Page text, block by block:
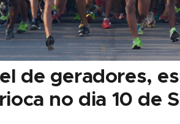
de geradores,
no dia 10 de